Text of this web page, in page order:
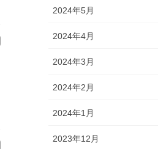
2024年5月
2024年4月
2024年3月
2024年2月
2024年1月
2023年12月